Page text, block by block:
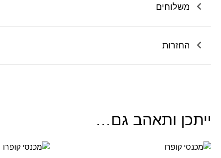
משלוחים
החזרות
ייתכן ותאהב גם…